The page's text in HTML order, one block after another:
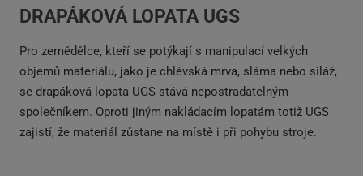
DRAPÁKOVÁ LOPATA UGS
Pro zemědělce, kteří se potýkají s manipulací velkých
objemů materiálu, jako je chlévská mrva, sláma nebo siláž,
se drapáková lopata UGS stává nepostradatelným
společníkem. Oproti jiným nakládacím lopatám totiž UGS
zajistí, že materiál zůstane na místě i při pohybu stroje.